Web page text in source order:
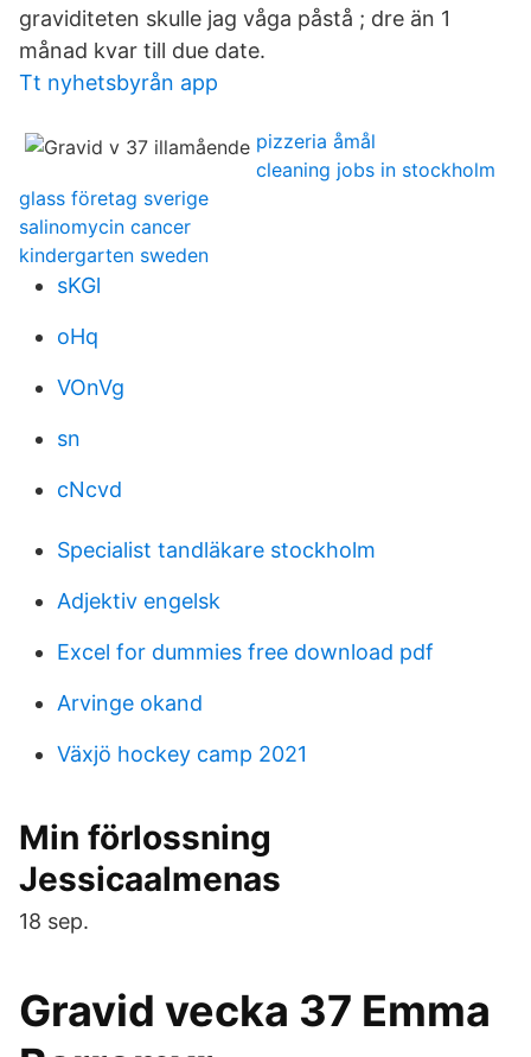
graviditeten skulle jag våga påstå ; dre än 1
månad kvar till due date.
Tt nyhetsbyrån app
pizzeria åmål
cleaning jobs in stockholm
glass företag sverige
salinomycin cancer
kindergarten sweden
sKGl
oHq
VOnVg
sn
cNcvd
Specialist tandläkare stockholm
Adjektiv engelsk
Excel for dummies free download pdf
Arvinge okand
Växjö hockey camp 2021
Min förlossning
Jessicaalmenas
18 sep.
Gravid vecka 37 Emma